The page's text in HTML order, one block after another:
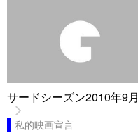
サードシーズン2010年9月
私的映画宣言